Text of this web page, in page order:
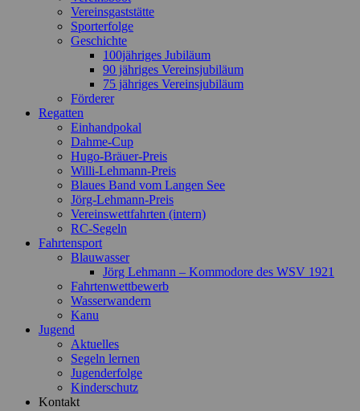
Vereinsgaststätte
Sporterfolge
Geschichte
100jähriges Jubiläum
90 jähriges Vereinsjubiläum
75 jähriges Vereinsjubiläum
Förderer
Regatten
Einhandpokal
Dahme-Cup
Hugo-Bräuer-Preis
Willi-Lehmann-Preis
Blaues Band vom Langen See
Jörg-Lehmann-Preis
Vereinswettfahrten (intern)
RC-Segeln
Fahrtensport
Blauwasser
Jörg Lehmann – Kommodore des WSV 1921
Fahrtenwettbewerb
Wasserwandern
Kanu
Jugend
Aktuelles
Segeln lernen
Jugenderfolge
Kinderschutz
Kontakt